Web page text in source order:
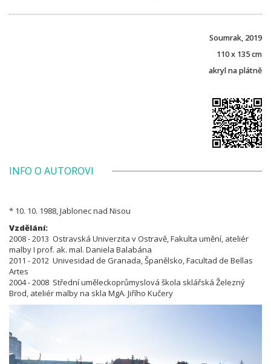
Soumrak, 2019
110 x 135 cm
akryl na plátně
INFO O AUTOROVI
* 10. 10. 1988, Jablonec nad Nisou
Vzdělání:
2008 - 2013 Ostravská Univerzita v Ostravě, Fakulta umění, ateliér
malby I prof. ak. mal. Daniela Balabána
2011 - 2012 Univesidad de Granada, Španělsko, Facultad de Bellas
Artes
2004 - 2008 Střední uměleckoprůmyslová škola sklářská Železný
Brod, ateliér malby na skla MgA. Jiřího Kučery